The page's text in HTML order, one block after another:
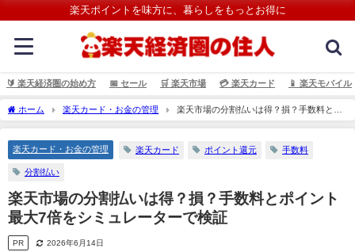
楽天ポイントを味方に、暮らしをもっとお得に
🔰 楽天経済圏の始め方 📅 セール 🛒 楽天市場 💳️ 楽天カード 📱 楽天モバイル
ホーム 楽天カード・お金の管理
楽天市場の分割払いは得？損？手数料とポ
イント最大7倍をシミュレーターで検証
楽天カード・お金の管理 楽天カード ポイント還元 手数料
分割払い
楽天市場の分割払いは得？損？手数料とポイント
最大7倍をシミュレーターで検証
PR 2026年6月14日